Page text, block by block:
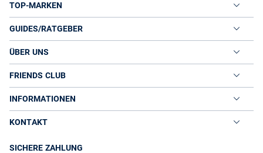
TOP-MARKEN
GUIDES/RATGEBER
ÜBER UNS
FRIENDS CLUB
INFORMATIONEN
KONTAKT
SICHERE ZAHLUNG